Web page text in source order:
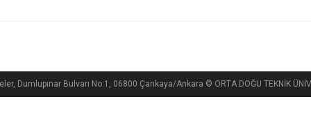
Dumlupınar Bulvarı No:1, 06800 Çankaya/Ankara © ORTA DOĞU TEKNİK